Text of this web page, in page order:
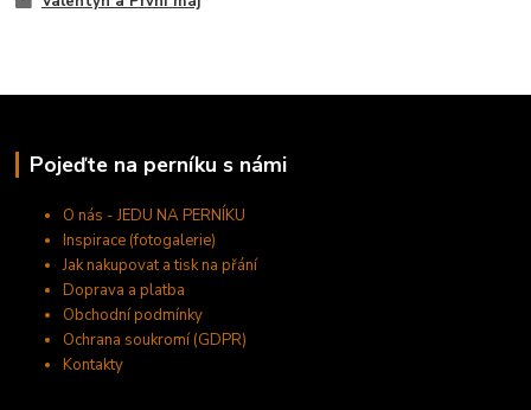
Pojeďte na perníku s námi
O nás - JEDU NA PERNÍKU
Inspirace (fotogalerie)
Jak nakupovat a tisk na přání
Doprava a platba
Obchodní podmínky
Ochrana soukromí (GDPR)
Kontakty